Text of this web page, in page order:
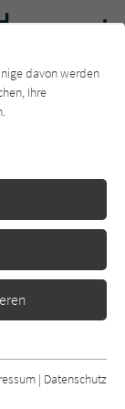
Newsletter
davon werden
Ihre
der
Webseite
| Datenschutz